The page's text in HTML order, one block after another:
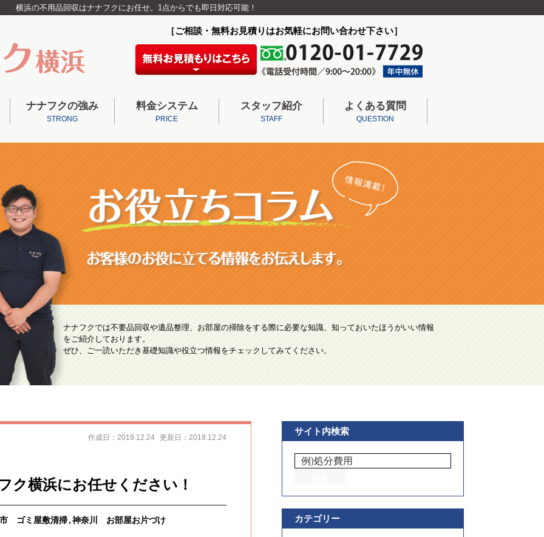
横浜の不用品回収はナナフクにお任せ。1点からでも即日対応可能！
［ご相談・無料お見積りはお気軽にお問い合わせ下さい］
ナナフクの強み
STRONG
料金システム
PRICE
スタッフ紹介
STAFF
よくある質問
QUESTION
ナナフクでは不要品回収や遺品整理、お部屋の掃除をする際に必要な知識、知っておいたほうがいい情報
をご紹介しております。
ぜひ、ご一読いただき基礎知識や役立つ情報をチェックしてみてください。
作成日：2019.12.24 更新日：2019.12.24
ク横浜にお任せください！
ゴミ屋敷清掃 神奈川 お部屋お片づけ
サイト内検索
カテゴリー